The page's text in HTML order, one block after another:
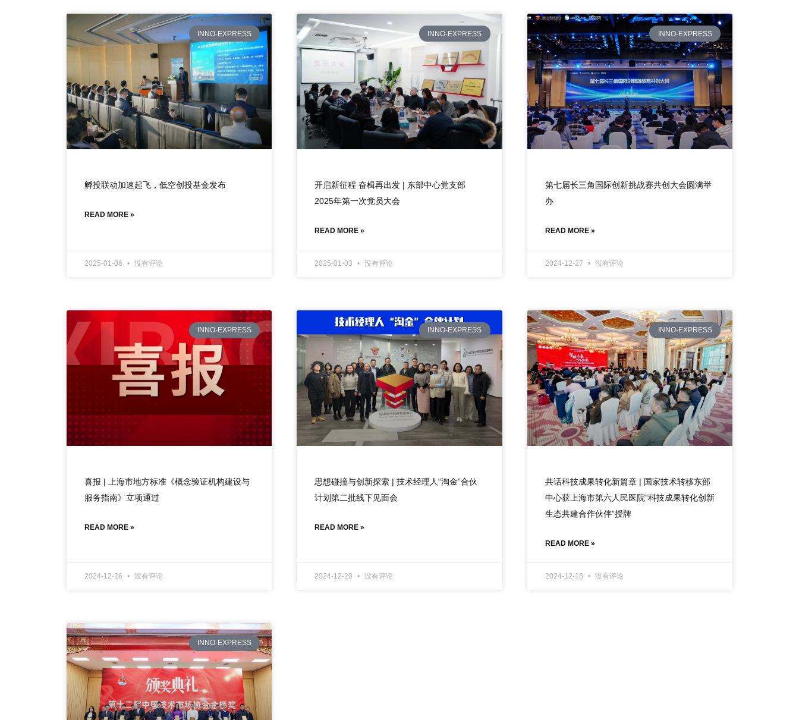
INNO-EXPRESS
孵投联动加速起飞，低空创投基金发布
READ MORE »
2025-01-06 没有评论
INNO-EXPRESS
开启新征程 奋楫再出发 | 东部中心党支部
2025年第一次党员大会
READ MORE »
2025-01-03 没有评论
INNO-EXPRESS
第七届长三角国际创新挑战赛共创大会圆满举
办
READ MORE »
2024-12-27 没有评论
INNO-EXPRESS
喜报 | 上海市地方标准《概念验证机构建设与
服务指南》立项通过
READ MORE »
2024-12-26 没有评论
INNO-EXPRESS
思想碰撞与创新探索 | 技术经理人“淘金”合伙
计划第二批线下见面会
READ MORE »
2024-12-20 没有评论
INNO-EXPRESS
共话科技成果转化新篇章 | 国家技术转移东部
中心获上海市第六人民医院“科技成果转化创新
生态共建合作伙伴”授牌
READ MORE »
2024-12-18 没有评论
INNO-EXPRESS